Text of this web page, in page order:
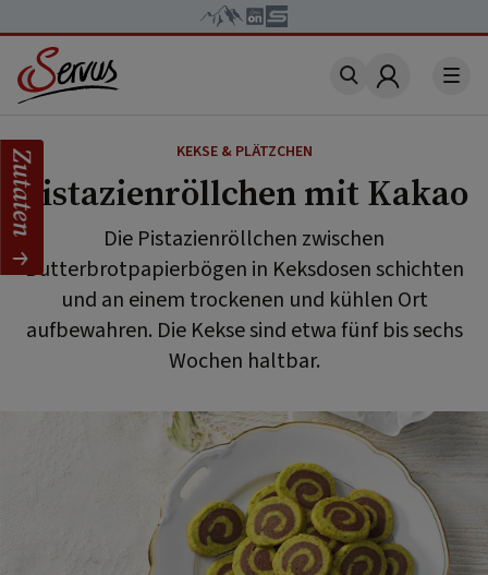
Account
KEKSE & PLÄTZCHEN
Pistazienröllchen mit Kakao
Die Pistazienröllchen zwischen
Butterbrotpapierbögen in Keksdosen schichten
und an einem trockenen und kühlen Ort
aufbewahren. Die Kekse sind etwa fünf bis sechs
Wochen haltbar.
Zutaten